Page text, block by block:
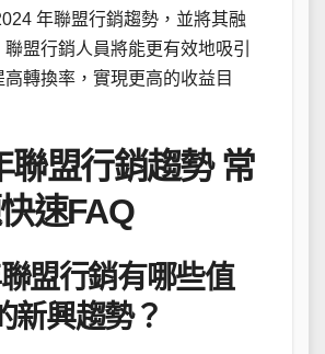
年聯盟行銷趨勢，並將其融
聯盟行銷人員將能更有效地吸引
高轉換率，實現更高的收益目
聯盟行銷趨勢 常
速FAQ
盟行銷有哪些值
新興趨勢？